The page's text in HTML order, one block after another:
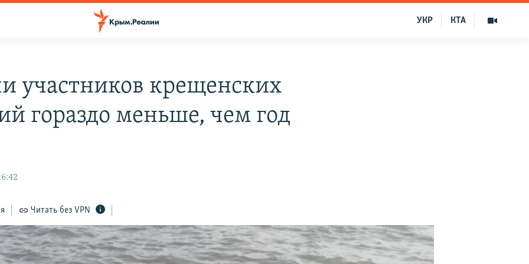
КТА
УКР
участников крещенских
гораздо меньше, чем год
Читать без VPN